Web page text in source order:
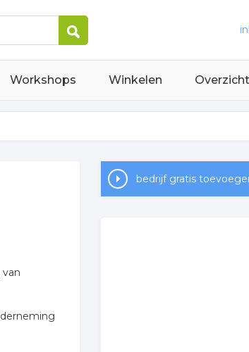
Workshops Winkelen Overzicht
bedrijf gratis